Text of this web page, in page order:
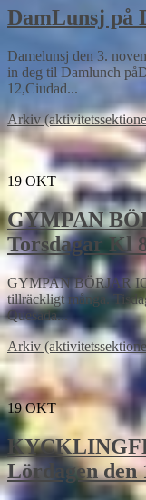
DamLunsj på
Damelunsj den 3.
in deg til Damlunch
12,Ciudad...
Arkiv
19 OKT
GYMPAN
Torsdagar Kl
GYMPAN BÖRJAR
tillräckligt många.
Quesada...
Arkiv
19OKT
Lördagen den